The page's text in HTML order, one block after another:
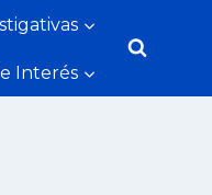
Interés